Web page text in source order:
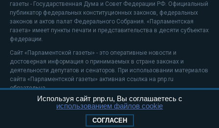
газеты - Государственная Дума и Совет Федерации РФ. Официальный
публикатор федеральных конституционных законов, федеральных
законов и актов палат Федерального Собрания. «Парламентская
газета» имеет пункты печати и представительства в десяти субъектах
федерации.
Сайт «Парламентской газеты» - это оперативные новости и
достоверная информация о принимаемых в стране законах и
деятельности депутатов и сенаторов. При использовании материалов
сайта «Парламентской газеты» активная ссылка на pnp.ru
обязательна.
На информационном ресурсе применяютсярекомендательные
Положение о защите персональных данных
Используя сайт pnp.ru, Вы соглашаетесь с
использованием файлов cookie
СОГЛАСЕН